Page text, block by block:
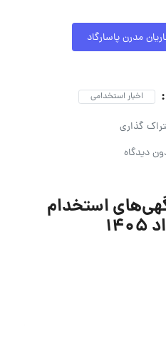
مدرن پاسارگاد
اخبار استخدامی
گذاری
دیدگاه
استخدام